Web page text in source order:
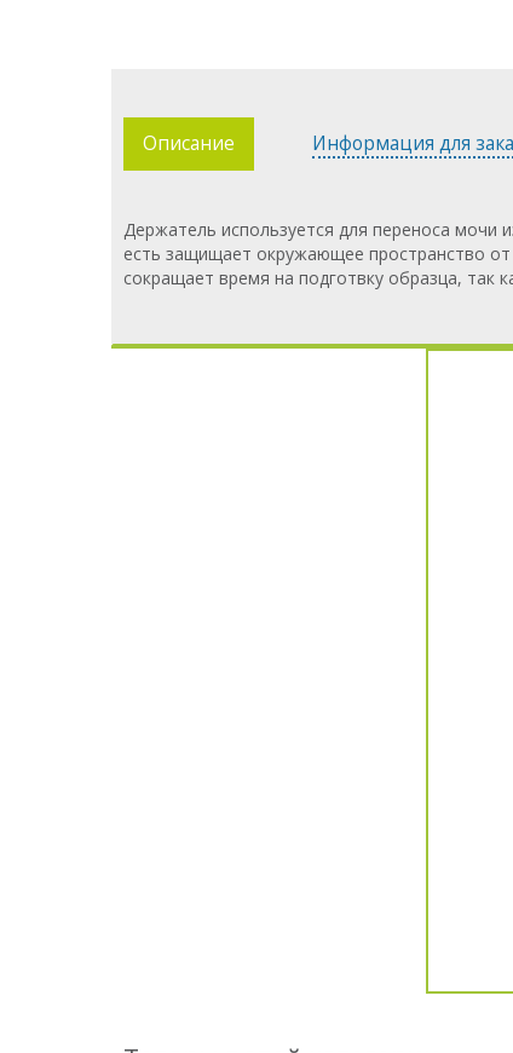
Описание Информация для
Держатель используется для переноса мочи
есть защищает окружающее пространство
сокращает время на подготвку образца, так